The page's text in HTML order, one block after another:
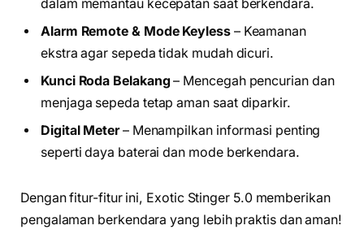
dalam memantau kecepatan saat berkendara.
Alarm Remote & Mode Keyless– Keamanan
ekstra agar sepeda tidak mudah dicuri.
Kunci Roda Belakang – Mencegah pencurian dan
menjaga sepeda tetap aman saat diparkir.
Digital Meter– Menampilkan informasi penting
seperti daya baterai dan mode berkendara.
Dengan fitur-fitur ini, Exotic Stinger 5.0 memberikan
pengalaman berkendara yang lebih praktis dan aman!